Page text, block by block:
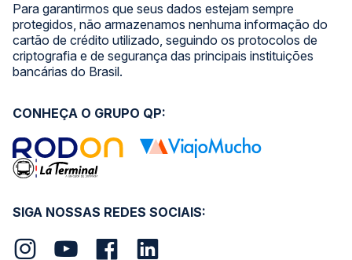
Para garantirmos que seus dados estejam sempre
protegidos, não armazenamos nenhuma informação do
cartão de crédito utilizado, seguindo os protocolos de
criptografia e de segurança das principais instituições
bancárias do Brasil.
SIGA NOSSAS REDES SOCIAIS:
CONHEÇA O GRUPO QP: